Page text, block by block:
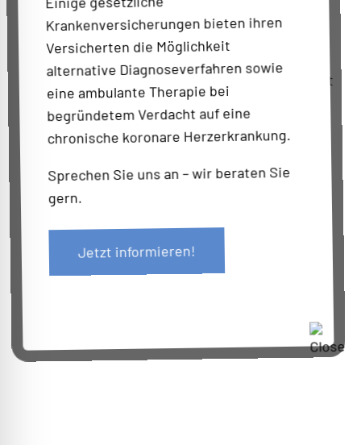
Prof. Dr. med. Scheidler mit Zertifizierungsstufe
Q2 für die Spezialisierung in
kardiovaskulärer/kardialer Radiologie zertifiziert
Krankenversicherungen bieten ihren
Versicherten die Möglichkeit
alternative Diagnoseverfahren sowie
eine ambulante Therapie bei
begründetem Verdacht auf eine
chronische koronare Herzerkrankung.
Sprechen Sie uns an – wir beraten Sie
gern.
Jetzt informieren!